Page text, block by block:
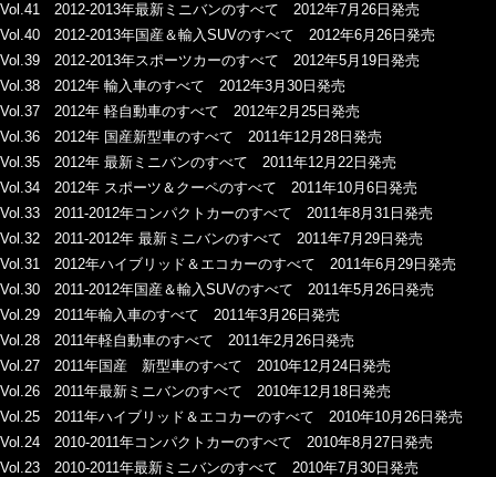
Vol.41 2012-2013年最新ミニバンのすべて 2012年7月26日発売
Vol.40 2012-2013年国産＆輸入SUVのすべて 2012年6月26日発売
Vol.39 2012-2013年スポーツカーのすべて 2012年5月19日発売
Vol.38 2012年 輸入車のすべて 2012年3月30日発売
Vol.37 2012年 軽自動車のすべて 2012年2月25日発売
Vol.36 2012年 国産新型車のすべて 2011年12月28日発売
Vol.35 2012年 最新ミニバンのすべて 2011年12月22日発売
Vol.34 2012年 スポーツ＆クーペのすべて 2011年10月6日発売
Vol.33 2011-2012年コンパクトカーのすべて 2011年8月31日発売
Vol.32 2011-2012年 最新ミニバンのすべて 2011年7月29日発売
Vol.31 2012年ハイブリッド＆エコカーのすべて 2011年6月29日発売
Vol.30 2011-2012年国産＆輸入SUVのすべて 2011年5月26日発売
Vol.29 2011年輸入車のすべて 2011年3月26日発売
Vol.28 2011年軽自動車のすべて 2011年2月26日発売
Vol.27 2011年国産 新型車のすべて 2010年12月24日発売
Vol.26 2011年最新ミニバンのすべて 2010年12月18日発売
Vol.25 2011年ハイブリッド＆エコカーのすべて 2010年10月26日発売
Vol.24 2010-2011年コンパクトカーのすべて 2010年8月27日発売
Vol.23 2010-2011年最新ミニバンのすべて 2010年7月30日発売